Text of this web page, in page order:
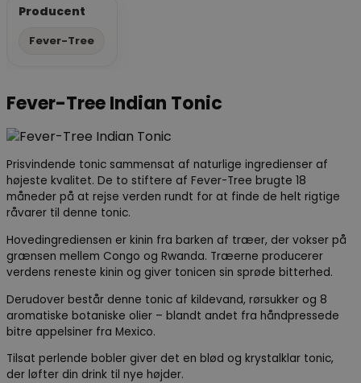
Producent
Fever-Tree
Fever-Tree Indian Tonic
Fever-Tree Indian Tonic
Prisvindende tonic sammensat af naturlige ingredienser af
højeste kvalitet. De to stiftere af Fever-Tree brugte 18
måneder på at rejse verden rundt for at finde de helt rigtige
råvarer til denne tonic.
Hovedingrediensen er kinin fra barken af træer, der vokser på
grænsen mellem Congo og Rwanda. Træerne producerer
verdens reneste kinin og giver tonicen sin sprøde bitterhed.
Derudover består denne tonic af kildevand, rørsukker og 8
aromatiske botaniske olier – blandt andet fra håndpressede
bitre appelsiner fra Mexico.
Tilsat perlende bobler giver det en blød og krystalklar tonic,
der løfter din drink til nye højder.